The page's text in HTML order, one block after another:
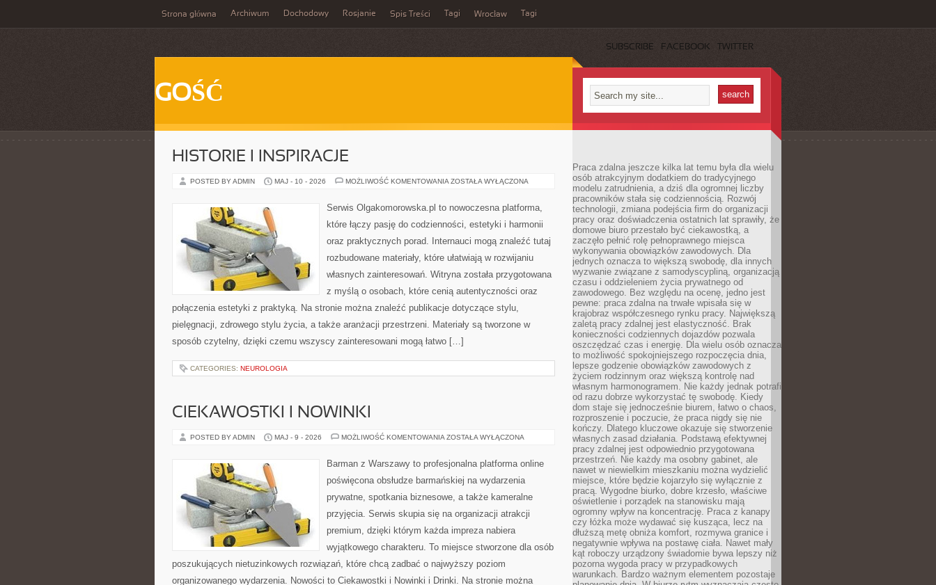
Strona główna Archiwum Dochodowy Rosjanie Spis Treści Tagi Wrocław Tagi
SUBSCRIBE FACEBOOK TWITTER
GOŚĆ
HISTORIE I INSPIRACJE
POSTED BY ADMIN MAJ - 10 - 2026 MOŻLIWOŚĆ KOMENTOWANIA HISTORIE
ZOSTAŁA WYŁĄCZONA
Serwis Olgakomorowska.pl to nowoczesna platforma,
które łączy pasję do codzienności, estetyki i harmonii
oraz praktycznych porad. Internauci mogą znaleźć tutaj
rozbudowane materiały, które ułatwiają w rozwijaniu
własnych zainteresowań. Witryna została przygotowana
z myślą o osobach, które cenią autentyczności oraz
połączenia estetyki z praktyką. Na stronie można znaleźć publikacje dotyczące stylu,
pielęgnacji, zdrowego stylu życia, a także aranżacji przestrzeni. Materiały są tworzone w
sposób czytelny, dzięki czemu wszyscy zainteresowani mogą łatwo […]
CATEGORIES: NEUROLOGIA
CIEKAWOSTKI I NOWINKI
POSTED BY ADMIN MAJ - 9 - 2026 MOŻLIWOŚĆ KOMENTOWANIA CIEKAWOSTKI
ZOSTAŁA WYŁĄCZONA
Barman z Warszawy to profesjonalna platforma online
poświęcona obsłudze barmańskiej na wydarzenia
prywatne, spotkania biznesowe, a także kameralne
przyjęcia. Serwis skupia się na organizacji atrakcji
premium, dzięki którym każda impreza nabiera
wyjątkowego charakteru. To miejsce stworzone dla osób
poszukujących nietuzinkowych rozwiązań, które chcą zadbać o najwyższy poziom
organizowanego wydarzenia. Nowości to Ciekawostki i Nowinki i Drinki. Na stronie można
Praca zdalna jeszcze kilka lat temu była dla wielu
osób atrakcyjnym dodatkiem do tradycyjnego
modelu zatrudnienia, a dziś dla ogromnej liczby
pracowników stała się codziennością. Rozwój
technologii, zmiana podejścia firm do organizacji
pracy oraz doświadczenia ostatnich lat sprawiły, że
domowe biuro przestało być ciekawostką, a
zaczęło pełnić rolę pełnoprawnego miejsca
wykonywania obowiązków zawodowych. Dla
jednych oznacza to większą swobodę, dla innych
wyzwanie związane z samodyscypliną, organizacją
czasu i oddzieleniem życia prywatnego od
zawodowego. Bez względu na ocenę, jedno jest
pewne: praca zdalna na trwałe wpisała się w
krajobraz współczesnego rynku pracy. Największą
zaletą pracy zdalnej jest elastyczność. Brak
konieczności codziennych dojazdów pozwala
oszczędzać czas i energię. Dla wielu osób oznacza
to możliwość spokojniejszego rozpoczęcia dnia,
lepsze godzenie obowiązków zawodowych z
życiem rodzinnym oraz większą kontrolę nad
własnym harmonogramem. Nie każdy jednak potrafi
od razu dobrze wykorzystać tę swobodę. Kiedy
dom staje się jednocześnie biurem, łatwo o chaos,
rozproszenie i poczucie, że praca nigdy się nie
kończy. Dlatego kluczowe okazuje się stworzenie
własnych zasad działania. Podstawą efektywnej
pracy zdalnej jest odpowiednio przygotowana
przestrzeń. Nie każdy ma osobny gabinet, ale
nawet w niewielkim mieszkaniu można wydzielić
miejsce, które będzie kojarzyło się wyłącznie z
pracą. Wygodne biurko, dobre krzesło, właściwe
oświetlenie i porządek na stanowisku mają
ogromny wpływ na koncentrację. Praca z kanapy
czy łóżka może wydawać się kusząca, lecz na
dłuższą metę obniża komfort, rozmywa granice i
negatywnie wpływa na postawę ciała. Nawet mały
kąt roboczy urządzony świadomie bywa lepszy niż
pozorna wygoda pracy w przypadkowych
warunkach. Bardzo ważnym elementem pozostaje